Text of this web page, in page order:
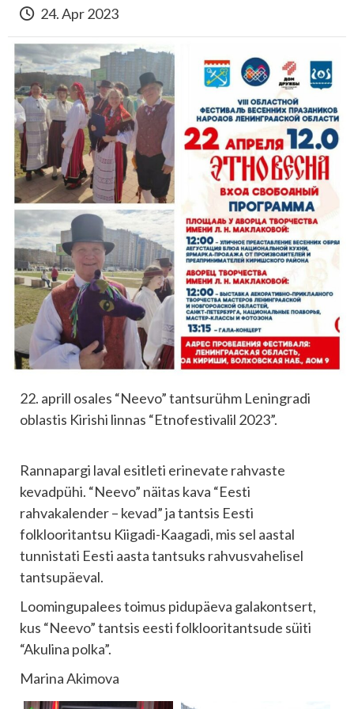
24. Apr 2023
22. aprill osales “Neevo” tantsurühm Leningradi
oblastis Kirishi linnas “Etnofestivalil 2023”.
Rannapargi laval esitleti erinevate rahvaste
kevadpühi. “Neevo” näitas kava “Eesti
rahvakalender – kevad” ja tantsis Eesti
folklooritantsu Kiigadi-Kaagadi, mis sel aastal
tunnistati Eesti aasta tantsuks rahvusvahelisel
tantsupäeval.
Loomingupalees toimus pidupäeva galakontsert,
kus “Neevo” tantsis eesti folklooritantsude süiti
“Akulina polka”.
Marina Akimova